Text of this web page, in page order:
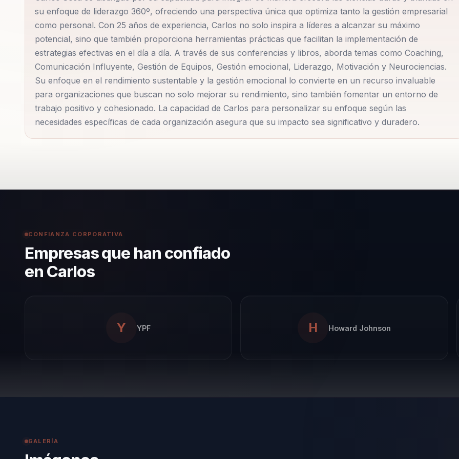
su enfoque de liderazgo 360º, ofreciendo una perspectiva única que optimiza tanto la gestión empresarial
como personal. Con 25 años de experiencia, Carlos no solo inspira a líderes a alcanzar su máximo
potencial, sino que también proporciona herramientas prácticas que facilitan la implementación de
estrategias efectivas en el día a día. A través de sus conferencias y libros, aborda temas como Coaching,
Comunicación Influyente, Gestión de Equipos, Gestión emocional, Liderazgo, Motivación y Neurociencias.
Su enfoque en el rendimiento sustentable y la gestión emocional lo convierte en un recurso invaluable
para organizaciones que buscan no solo mejorar su rendimiento, sino también fomentar un entorno de
trabajo positivo y cohesionado. La capacidad de Carlos para personalizar su enfoque según las
necesidades específicas de cada organización asegura que su impacto sea significativo y duradero.
CONFIANZA CORPORATIVA
Empresas que han confiado
en Carlos
Y YPF H Howard Johnson
GALERÍA